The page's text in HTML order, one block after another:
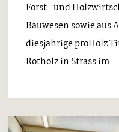
Forst- und
Bauwesen sowie aus
diesjährige proHolz
Rotholz in Strass im ...